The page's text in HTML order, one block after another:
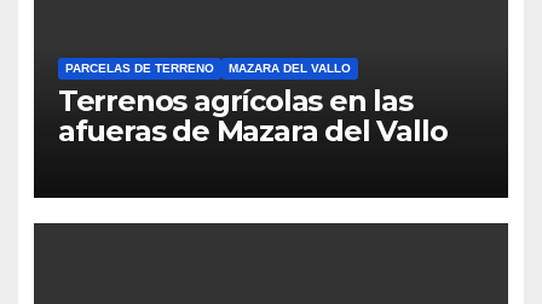
PARCELAS DE TERRENO MAZARA DEL VALLO
Terrenos agrícolas en las
afueras de Mazara del Vallo